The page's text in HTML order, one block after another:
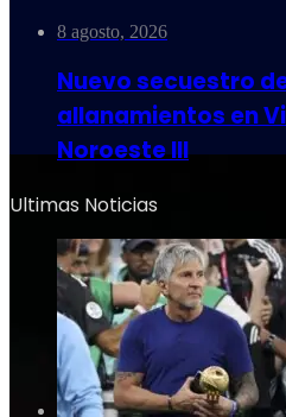
8 agosto, 2026
Nuevo secuestro
allanamientos en
Noroeste III
Ultimas Noticias